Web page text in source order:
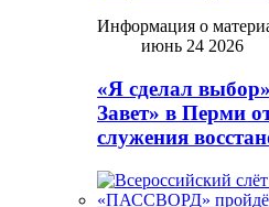
Информация о
июнь 24 2026
«Я сделал
Завет» в Перми
служения